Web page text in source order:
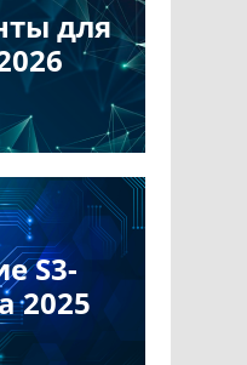
для
S3-
2025